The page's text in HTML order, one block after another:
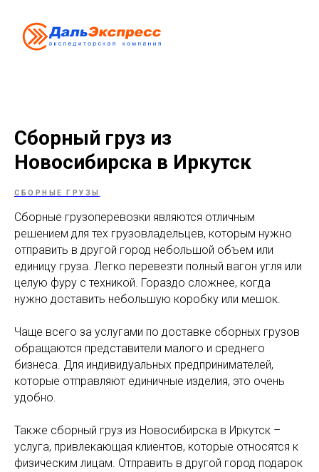
Сборный груз из
Новосибирска в Иркутск
СБОРНЫЕ ГРУЗЫ
Сборные грузоперевозки являются отличным
решением для тех грузовладельцев, которым нужно
отправить в другой город небольшой объем или
единицу груза. Легко перевезти полный вагон угля или
целую фуру с техникой. Гораздо сложнее, когда
нужно доставить небольшую коробку или мешок.
Чаще всего за услугами по доставке сборных грузов
обращаются представители малого и среднего
бизнеса. Для индивидуальных предпринимателей,
которые отправляют единичные изделия, это очень
удобно.
Также сборный груз из Новосибирска в Иркутск –
услуга, привлекающая клиентов, которые относятся к
физическим лицам. Отправить в другой город подарок